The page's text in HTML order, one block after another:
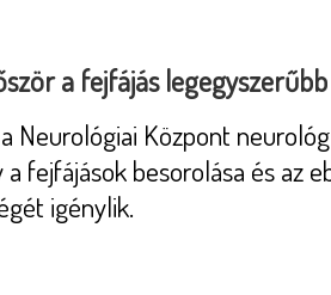
a fejfájás
Neurológiai Központ
fejfájások besorolása és az
igénylik.